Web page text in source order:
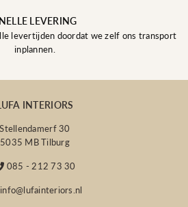
LEVERING
levertijden doordat we zelf ons transport
inplannen.
INTERIORS
Stellendamerf 30
5035 MB Tilburg
085 - 212 73 30